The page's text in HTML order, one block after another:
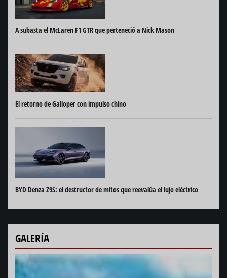
A subasta el McLaren F1 GTR que perteneció a Nick Mason
El retorno de Galloper con impulso chino
BYD Denza Z9S: el destructor de mitos que reevalúa el lujo eléctrico
GALERÍA